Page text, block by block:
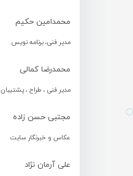
محمدامین حکیم
مدیر فنی، برنامه نویس
محمدرضا کمالی
مدیر فنی ، طراح ، پشتیبان
مجتبی حسن زاده
عکاس و خبرنگار سایت
علی آرمان نژاد